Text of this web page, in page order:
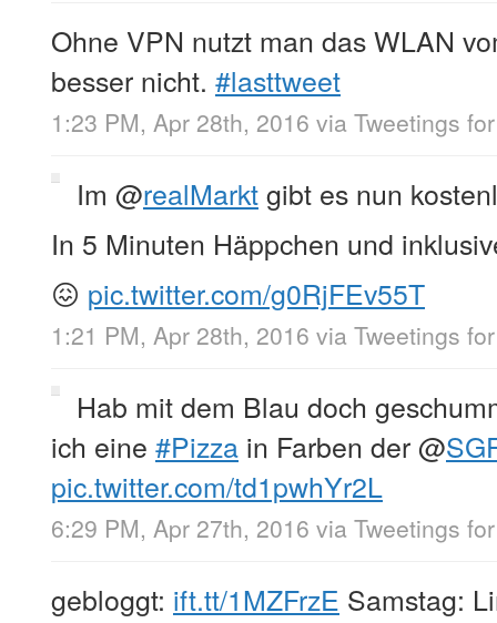
Ohne VPN nutzt man das WLAN
besser nicht. #lasttweet
1:23 PM, Apr 28th, 2016 via Tweetings
Im @realMarktgibt es nun
In 5 Minuten Häppchen und
😖 pic.twitter.com/g0RjFEv55T
1:21 PM, Apr 28th, 2016 via Tweetings
Hab mit dem Blau doch
ich eine #Pizza in Farben der@
pic.twitter.com/td1pwhYr2L
6:29 PM, Apr 27th, 2016 via Tweetings
gebloggt: ift.tt/1MZFrzE Samstag: